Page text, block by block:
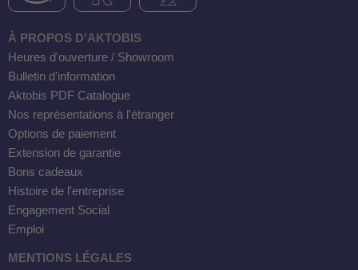
À PROPOS D'AKTOBIS
Heures d'ouverture / Showroom
Bulletin d'information
Aktobis PDF Catalogue
Nos représentations à l'étranger
Options de paiement
Extension de garantie
Bons cadeaux
Histoire de l'entreprise
Engagement Social
Emploi
MENTIONS LÉGALES